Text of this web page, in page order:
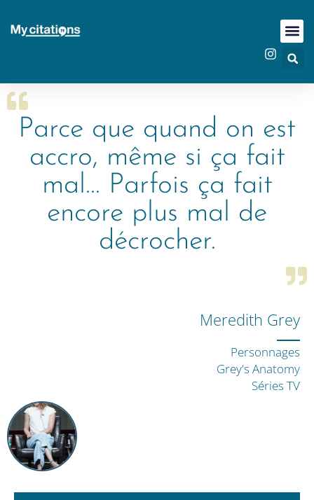
Parce que quand on est
accro, même si ça fait
mal... Parfois ça fait
encore plus mal de
décrocher.
Meredith Grey
Personnages
Grey's Anatomy
Séries TV